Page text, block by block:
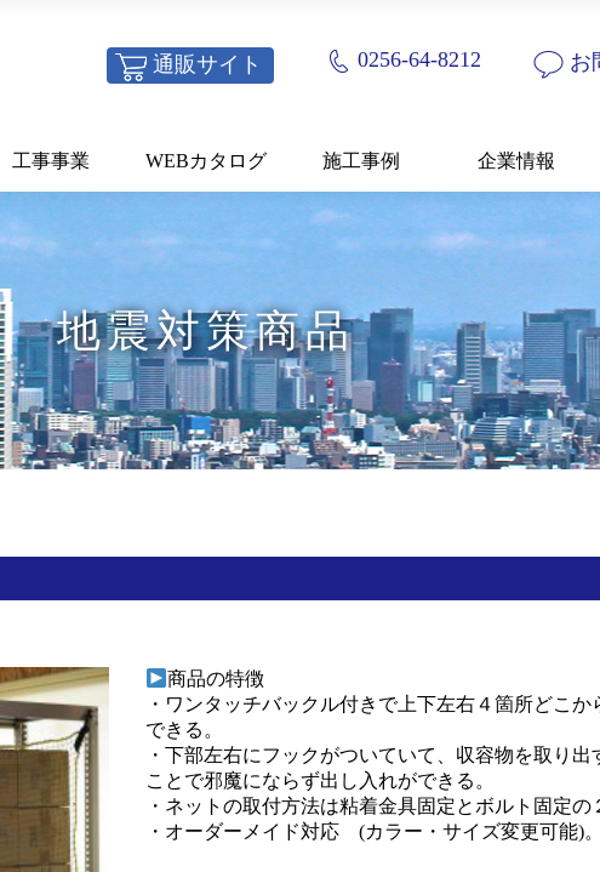
通販サイト 0256-64-8212 お
工事事業 WEBカタログ 施工事例 企業情報
採用情報
SDGsへの取り組
み
地震対策商品
商品の特徴
・ワンタッチバックル付きで上下左右４箇所どこ
できる。
・下部左右にフックがついていて、収容物を取り出
ことで邪魔にならず出し入れができる。
・ネットの取付方法は粘着金具固定とボルト固定の
・オーダーメイド対応 (カラー・サイズ変更可能)。